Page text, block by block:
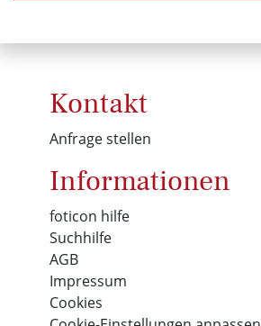
Kontakt
Anfrage stellen
Informationen
foticon hilfe
Suchhilfe
AGB
Impressum
Cookies